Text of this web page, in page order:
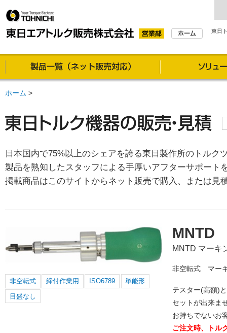
東日
製品一覧（通信販売
ホーム >
日本国内で75%以上のシェアを誇る東日製作所のトルク
製品を熟知したスタッフによる手厚いアフターサポート
掲載商品はこのサイトからネット販売で購入、または見
非空転式 締付作業用 ISO6789
単能形
目盛なし
MNTD
MNTD マーキ
非空転式 マー
テスター(高額)
セットが出来ま
お持ちでないお
ご注文時、トル